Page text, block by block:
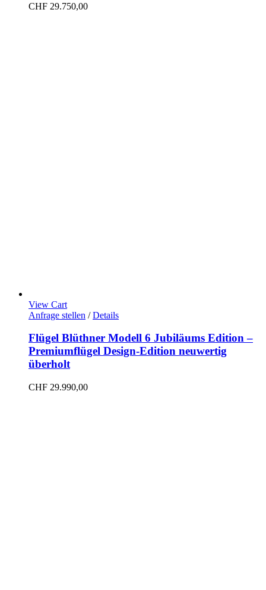
CHF 29.750,00
View Cart
Anfrage stellen / Details
Flügel Blüthner Modell 6 Jubiläums Edition –
Premiumflügel Design-Edition neuwertig
überholt
CHF 29.990,00